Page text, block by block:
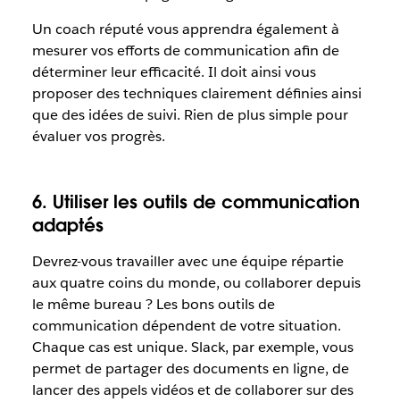
Un coach réputé vous apprendra également à
mesurer vos efforts de communication afin de
déterminer leur efficacité. Il doit ainsi vous
proposer des techniques clairement définies ainsi
que des idées de suivi. Rien de plus simple pour
évaluer vos progrès.
6. Utiliser les outils de communication
adaptés
Devrez-vous travailler avec une équipe répartie
aux quatre coins du monde, ou collaborer depuis
le même bureau ? Les bons outils de
communication dépendent de votre situation.
Chaque cas est unique. Slack, par exemple, vous
permet de partager des documents en ligne, de
lancer des appels vidéos et de collaborer sur des